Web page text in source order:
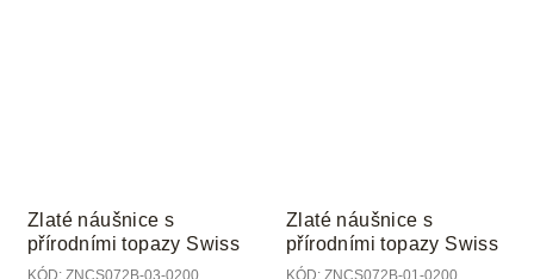
Zlaté náušnice s
přírodními topazy Swiss
Zlaté náušnice s
přírodními topazy Swiss